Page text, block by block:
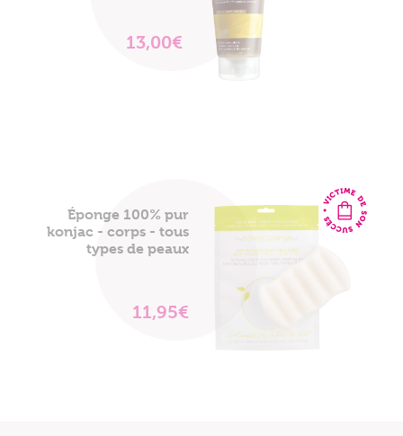
13,00€
VOIR
Éponge 100% pur
konjac - corps - tous
types de peaux
11,95€
Mon panier est vide